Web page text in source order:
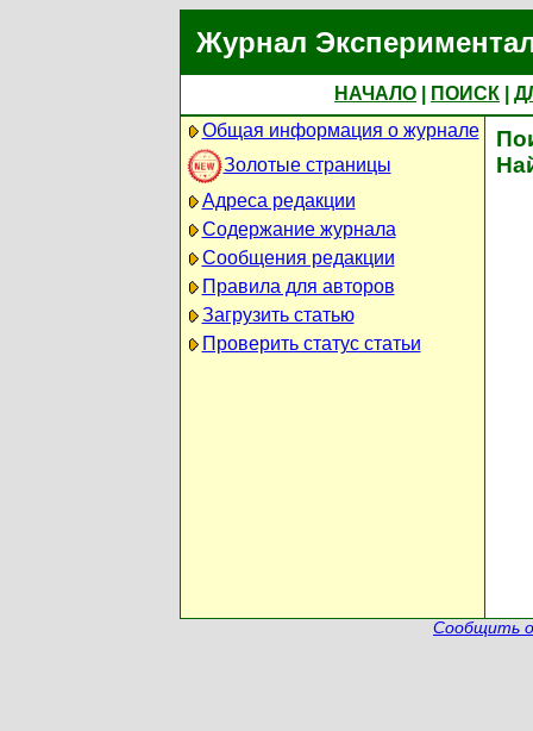
Журнал
НАЧАЛО ПОИСК
Общая информация о журнале
Золотые страницы
Адреса редакции
Содержание журнала
Сообщения редакции
Правила для авторов
Загрузить статью
Проверить статус статьи
Сообщить о